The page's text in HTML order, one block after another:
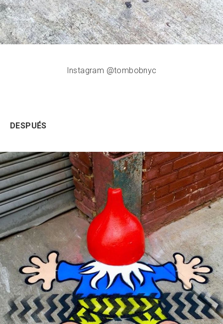
Instagram @tombobnyc
DESPUÉS